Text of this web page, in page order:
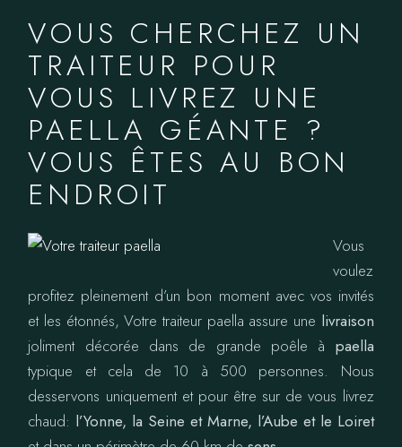
VOUS CHERCHEZ UN
TRAITEUR POUR
VOUS LIVREZ UNE
PAELLA GÉANTE ?
VOUS ÊTES AU BON
ENDROIT
Vous
voulez
profitez pleinement d’un bon moment avec vos invités
et les étonnés, Votre traiteur paella assure une livraison
joliment décorée dans de grande poêle à paella
typique et cela de 10 à 500 personnes. Nous
desservons uniquement et pour être sur de vous livrez
chaud: l’Yonne, la Seine et Marne, l’Aube et le Loiret